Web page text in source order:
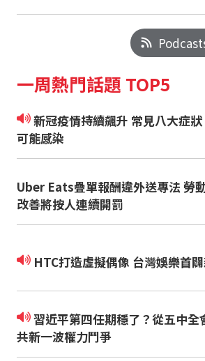
一周熱門話題 TOP5
新冠疫情持續飆升 常見八大症狀 沒發燒也
可能感染
Uber Eats疊單報酬違外送專法 勞
改善將按人連續開罰
HTC打造虛擬偶像 台灣娛樂首
習近平第四任期穩了？從五中全會解析中
共新一波權力鬥爭